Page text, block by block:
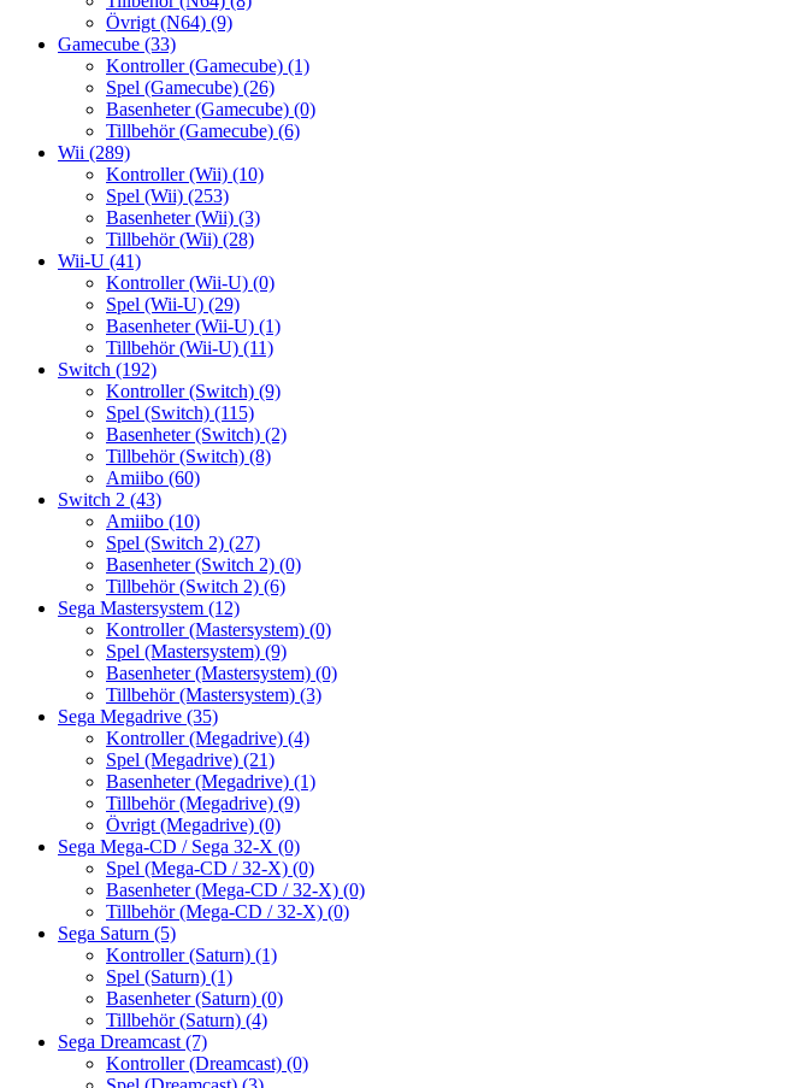
Övrigt (N64) (9)
Gamecube (33)
Kontroller (Gamecube) (1)
Spel (Gamecube) (26)
Basenheter (Gamecube) (0)
Tillbehör (Gamecube) (6)
Wii (289)
Kontroller (Wii) (10)
Spel (Wii) (253)
Basenheter (Wii) (3)
Tillbehör (Wii) (28)
Wii-U (41)
Kontroller (Wii-U) (0)
Spel (Wii-U) (29)
Basenheter (Wii-U) (1)
Tillbehör (Wii-U) (11)
Switch (192)
Kontroller (Switch) (9)
Spel (Switch) (115)
Basenheter (Switch) (2)
Tillbehör (Switch) (8)
Amiibo (60)
Switch 2 (43)
Amiibo (10)
Spel (Switch 2) (27)
Basenheter (Switch 2) (0)
Tillbehör (Switch 2) (6)
Sega Mastersystem (12)
Kontroller (Mastersystem) (0)
Spel (Mastersystem) (9)
Basenheter (Mastersystem) (0)
Tillbehör (Mastersystem) (3)
Sega Megadrive (35)
Kontroller (Megadrive) (4)
Spel (Megadrive) (21)
Basenheter (Megadrive) (1)
Tillbehör (Megadrive) (9)
Övrigt (Megadrive) (0)
Sega Mega-CD / Sega 32-X (0)
Spel (Mega-CD / 32-X) (0)
Basenheter (Mega-CD / 32-X) (0)
Tillbehör (Mega-CD / 32-X) (0)
Sega Saturn (5)
Kontroller (Saturn) (1)
Spel (Saturn) (1)
Basenheter (Saturn) (0)
Tillbehör (Saturn) (4)
Sega Dreamcast (7)
Kontroller (Dreamcast) (0)